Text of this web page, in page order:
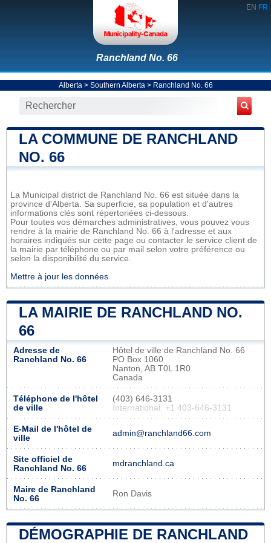
EN FR
Ranchland No. 66
Alberta > Southern Alberta > Ranchland No. 66
LA COMMUNE DE RANCHLAND
NO. 66
La Municipal district de Ranchland No. 66 est située dans la
province d'Alberta. Sa superficie, sa population et d'autres
informations clés sont répertoriées ci-dessous.
Pour toutes vos démarches administratives, vous pouvez vous
rendre à la mairie de Ranchland No. 66 à l'adresse et aux
horaires indiqués sur cette page ou contacter le service client de
la mairie par téléphone ou par mail selon votre préférence ou
selon la disponibilité du service.
Mettre à jour les données
LA MAIRIE DE RANCHLAND NO.
66
Adresse de
Ranchland No. 66
Hôtel de ville de Ranchland No. 66
PO Box 1060
Nanton, AB T0L 1R0
Canada
Téléphone de l'hôtel
de ville
(403) 646-3131
International: +1 403-646-3131
E-Mail de l'hôtel de
ville
admin@ranchland66.com
Site officiel de
Ranchland No. 66
mdranchland.ca
Maire de Ranchland
No. 66
Ron Davis
DÉMOGRAPHIE DE RANCHLAND